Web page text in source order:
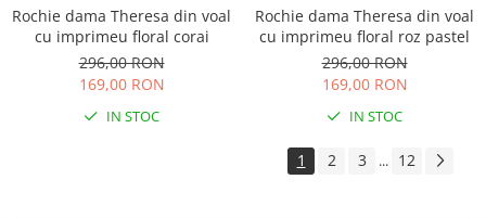
Rochie dama Theresa din voal
cu imprimeu floral corai
296,00 RON
169,00 RON
IN STOC
Rochie dama Theresa din voal
cu imprimeu floral roz pastel
296,00 RON
169,00 RON
IN STOC
1 2 3 ... 12